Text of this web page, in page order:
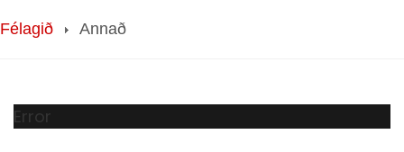
Félagið Annað
Error